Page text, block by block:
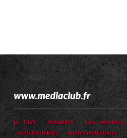
www.mediaclub.fr
Le Club Actualites Les membres
médiaClub’Elles
Autres médiaClubs